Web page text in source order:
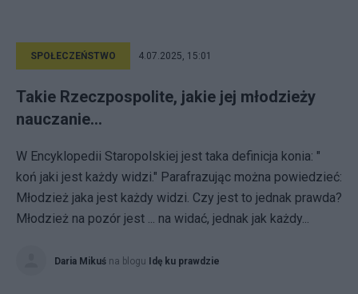
SPOŁECZEŃSTWO 4.07.2025, 15:01
Takie Rzeczpospolite, jakie jej młodzieży
nauczanie...
W Encyklopedii Staropolskiej jest taka definicja konia: "
koń jaki jest każdy widzi." Parafrazując można powiedzieć:
Młodzież jaka jest każdy widzi. Czy jest to jednak prawda?
Młodzież na pozór jest ... na widać, jednak jak każdy...
Daria Mikuś na blogu Idę ku prawdzie